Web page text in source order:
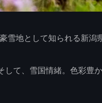
雪地として知られる新
て、雪国情緒。色彩